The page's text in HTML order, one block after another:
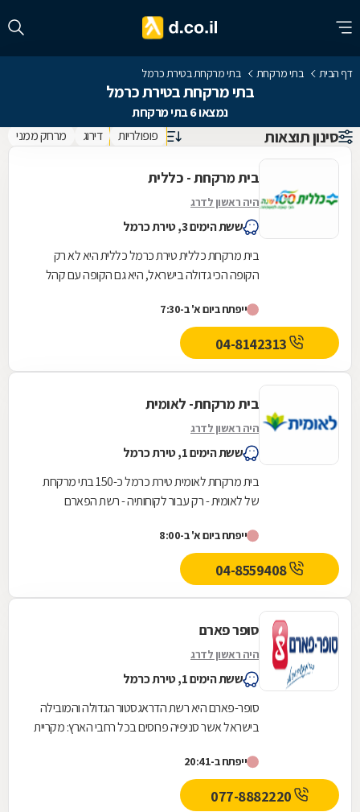
דף הבית בתי מרקחת בתי מרקחת בטירת כרמל
בתי מרקחת בטירת כרמל
נמצאו 6 בתי מרקחת
סינון תוצאות פופולריות דירוג מרחק ממני
בית מרקחת - כללית
היה ראשון לדרג
ששת הימים 3, טירת כרמל
בית מרקחת כללית טירת כרמל כללית היא לא רק
הקופה הכי גדולה בישראל, היא גם הקופה עם קהל
גאים לתת...
ייפתח ביום א' ב-7:30
04-8142313
בית מרקחת- לאומית
היה ראשון לדרג
ששת הימים 1, טירת כרמל
בית מרקחת לאומית טירת כרמל כ-150 בתי מרקחת
של לאומית - רק עבור לקוחותיה - רשת הפארם
ייפתח ביום א' ב-8:00
04-8559408
סופר פארם
היה ראשון לדרג
ששת הימים 1, טירת כרמל
סופר-פארם היא רשת הדראגסטור הגדולה והמובילה
בישראל אשר סניפיה פרוסים בכל רחבי הארץ: מקריית
ייפתח ב-20:41